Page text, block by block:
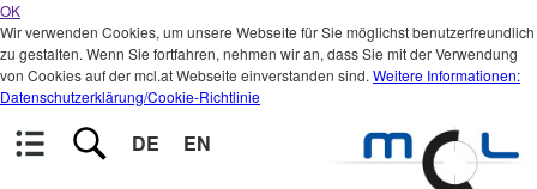
OK
Wir verwenden Cookies, um unsere Webseite für Sie möglichst benutzerfreundlich
zu gestalten. Wenn Sie fortfahren, nehmen wir an, dass Sie mit der Verwendung
von Cookies auf der mcl.at Webseite einverstanden sind. Weitere Informationen:
Datenschutzerklärung/Cookie-Richtlinie
DE EN